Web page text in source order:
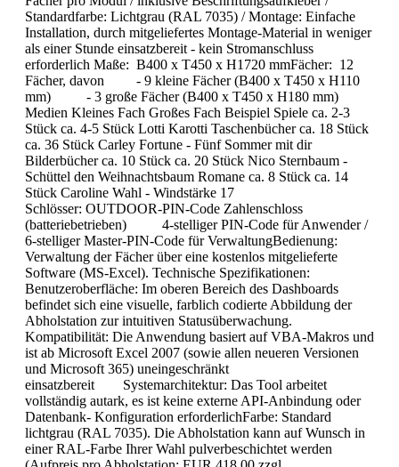
Standardfarbe: Lichtgrau (RAL 7035) / Montage: Einfache
Installation, durch mitgeliefertes Montage-Material in weniger
als einer Stunde einsatzbereit - kein Stromanschluss
erforderlich Maße: B400 x T450 x H1720 mmFächer: 12
Fächer, davon - 9 kleine Fächer (B400 x T450 x H110
mm) - 3 große Fächer (B400 x T450 x H180 mm)
Medien Kleines Fach Großes Fach Beispiel Spiele ca. 2-3
Stück ca. 4-5 Stück Lotti Karotti Taschenbücher ca. 18 Stück
ca. 36 Stück Carley Fortune - Fünf Sommer mit dir
Bilderbücher ca. 10 Stück ca. 20 Stück Nico Sternbaum -
Schüttel den Weihnachtsbaum Romane ca. 8 Stück ca. 14
Stück Caroline Wahl - Windstärke 17
Schlösser: OUTDOOR-PIN-Code Zahlenschloss
(batteriebetrieben) 4-stelliger PIN-Code für Anwender /
6-stelliger Master-PIN-Code für VerwaltungBedienung:
Verwaltung der Fächer über eine kostenlos mitgelieferte
Software (MS-Excel). Technische Spezifikationen:
Benutzeroberfläche: Im oberen Bereich des Dashboards
befindet sich eine visuelle, farblich codierte Abbildung der
Abholstation zur intuitiven Statusüberwachung.
Kompatibilität: Die Anwendung basiert auf VBA-Makros und
ist ab Microsoft Excel 2007 (sowie allen neueren Versionen
und Microsoft 365) uneingeschränkt
einsatzbereit Systemarchitektur: Das Tool arbeitet
vollständig autark, es ist keine externe API-Anbindung oder
Datenbank- Konfiguration erforderlichFarbe: Standard
lichtgrau (RAL 7035). Die Abholstation kann auf Wunsch in
einer RAL-Farbe Ihrer Wahl pulverbeschichtet werden